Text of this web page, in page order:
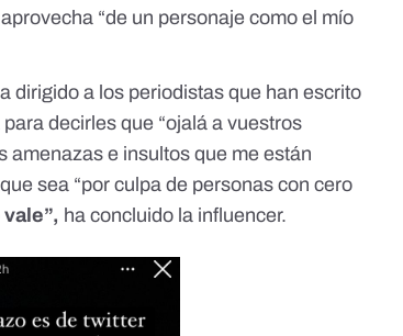
“de un personaje como el mío
dirigido a los periodistas que han escrito
decirles que “ojalá a vuestros
amenazas e insultos que me están
sea “por culpa de personas con cero
ha concluido la influencer.